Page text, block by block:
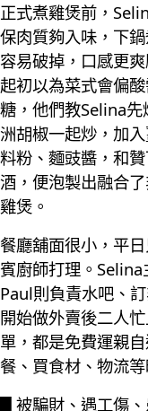
正式煮雞煲前，
保肉質夠入味，下
容易破掉，口感更
起初以為菜式會偏
糖，他們教Selina
洲胡椒一起炒，加
料粉、麵豉醬，和
酒，便泡製出融合
雞煲。
餐廳舖面很小，平
賓廚師打理。Selina
Paul則負責水吧、
開始做外賣後二人
單，都是免費運親
餐、買食材、物流
█ 被騙財、遇工傷